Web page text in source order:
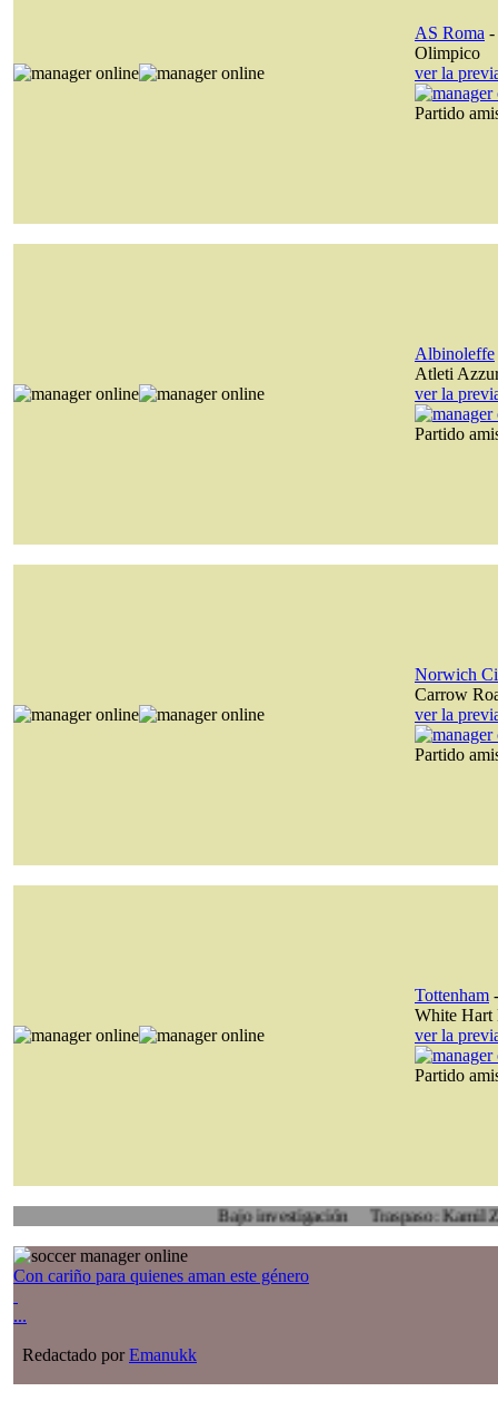
AS Roma -
Olimpico
ver la
Partido
Albinoleffe
Atleti
ver la
Partido
Norwich
Carrow
ver la
Partido
Tottenham
White Hart
ver la
Partido
Bajo investigación Traspaso: Kamil Zoidl,
Con cariño para quienes aman este género
...
Redactado porEmanukk